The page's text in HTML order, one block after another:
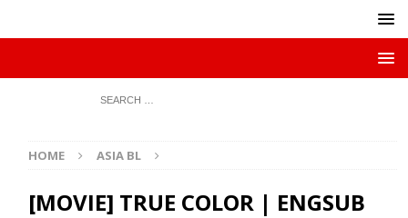
HOME ASIA BL
[MOVIE] TRUE COLOR | ENGSUB